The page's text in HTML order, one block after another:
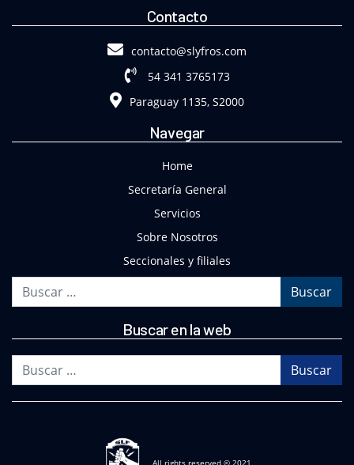
Contacto
contacto@slyfros.com
54 341 3765173
Paraguay 1135, S2000
Navegar
Home
Secretaría General
Servicios
Sobre Nosotros
Seccionales y filiales
Buscar en la web
All rights reserved © 2021